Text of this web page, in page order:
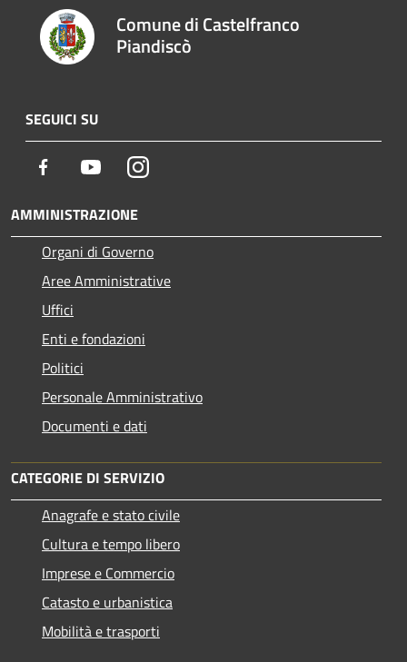
Comune di Castelfranco
Piandiscò
SEGUICI SU
Facebook YoutubeInstagram
AMMINISTRAZIONE
Organi di Governo
Aree Amministrative
Uffici
Enti e fondazioni
Politici
Personale Amministrativo
Documenti e dati
CATEGORIE DI SERVIZIO
Anagrafe e stato civile
Cultura e tempo libero
Imprese e Commercio
Catasto e urbanistica
Mobilità e trasporti